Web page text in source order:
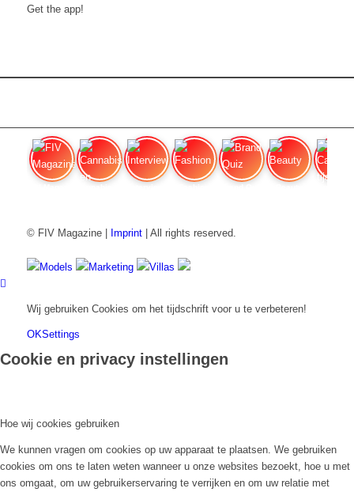
Get the app!
© FIV Magazine | Imprint| All rights reserved.
Models Marketing Villas
Wij gebruiken Cookies om het tijdschrift voor u te verbeteren!
OKSettings
Cookie en privacy instellingen
Hoe wij cookies gebruiken
We kunnen vragen om cookies op uw apparaat te plaatsen. We gebruiken
cookies om ons te laten weten wanneer u onze websites bezoekt, hoe u met
ons omgaat, om uw gebruikerservaring te verrijken en om uw relatie met